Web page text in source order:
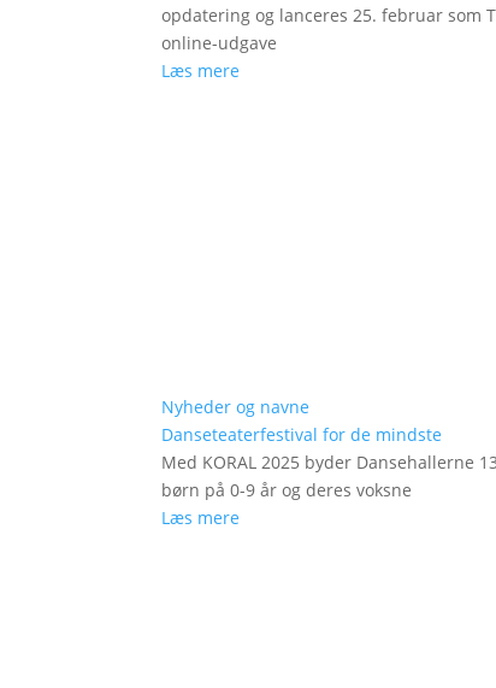
opdatering og lanceres 25. februar som
online-udgave
Læs mere
Nyheder og navne
Danseteaterfestival for de mindste
Med KORAL 2025 byder Dansehallerne
børn på 0-9 år og deres voksne
Læs mere